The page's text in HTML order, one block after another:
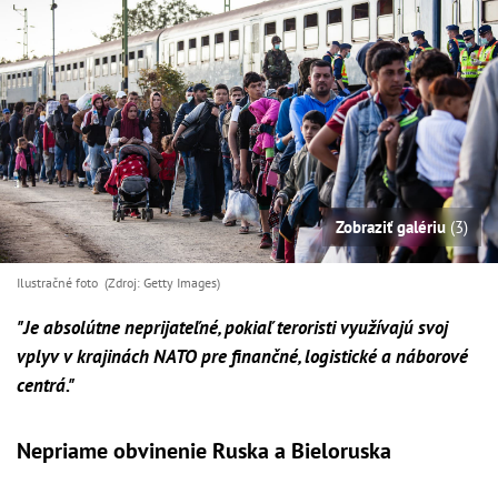
Zobraziť galériu (3)
Ilustračné foto (Zdroj: Getty Images)
"Je absolútne neprijateľné, pokiaľ teroristi využívajú svoj
vplyv v krajinách NATO pre finančné, logistické a náborové
centrá."
Nepriame obvinenie Ruska a Bieloruska